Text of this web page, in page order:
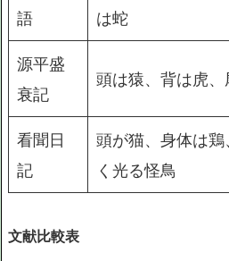
語
は蛇
源平盛
衰記
頭は猿、背は虎
看聞日
記
頭が猫、身体は
く光る怪鳥
文献比較表